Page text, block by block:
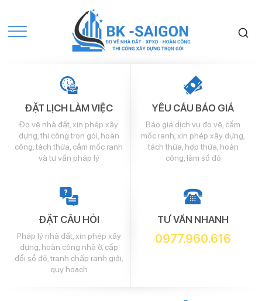
ĐẶT LỊCH LÀM VIỆC
Đo vẽ nhà đất, xin phép xây
dựng, thi công trọn gói, hoàn
công, tách thửa, cắm mốc ranh
và tư vấn pháp lý
YÊU CẦU BÁO GIÁ
Báo giá dịch vụ đo vẽ, cắm
mốc ranh, xin phép xây dựng,
tách thửa, hợp thửa, hoàn
công, làm sổ đỏ
ĐẶT CÂU HỎI
Pháp lý nhà đất, xin phép xây
dựng, hoàn công nhà ở, cấp
đổi sổ đỏ, tranh chấp ranh giới,
quy hoạch
TƯ VẤN NHANH
0977.960.616